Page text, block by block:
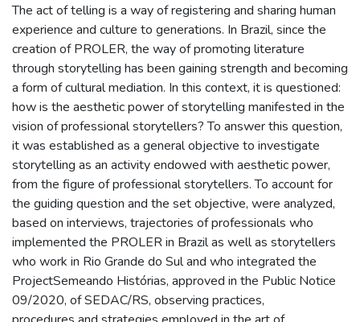
The act of telling is a way of registering and sharing human
experience and culture to generations. In Brazil, since the
creation of PROLER, the way of promoting literature
through storytelling has been gaining strength and becoming
a form of cultural mediation. In this context, it is questioned:
how is the aesthetic power of storytelling manifested in the
vision of professional storytellers? To answer this question,
it was established as a general objective to investigate
storytelling as an activity endowed with aesthetic power,
from the figure of professional storytellers. To account for
the guiding question and the set objective, were analyzed,
based on interviews, trajectories of professionals who
implemented the PROLER in Brazil as well as storytellers
who work in Rio Grande do Sul and who integrated the
ProjectSemeando Histórias, approved in the Public Notice
09/2020, of SEDAC/RS, observing practices,